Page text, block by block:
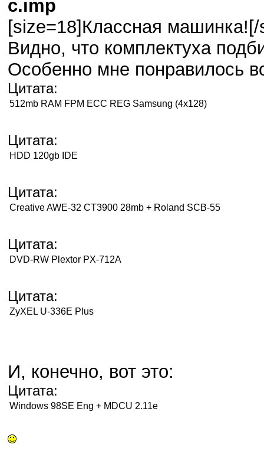
c.imp
[size=18]Классная
Видно, что комплектуха
Особенно мне понравилось
Цитата:
512mb RAM FPM ECC REG Samsung (4x128)
Цитата:
HDD 120gb IDE
Цитата:
Creative AWE-32 CT3900 28mb + Roland SCB-55
Цитата:
DVD-RW Plextor PX-712A
Цитата:
ZyXEL U-336E Plus
И, конечно, вот это:
Цитата:
Windows 98SE Eng + MDCU 2.11e